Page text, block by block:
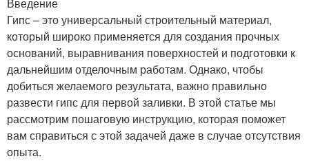
Введение
Гипс – это универсальный строительный материал,
который широко применяется для создания прочных
оснований, выравнивания поверхностей и подготовки к
дальнейшим отделочным работам. Однако, чтобы
добиться желаемого результата, важно правильно
развести гипс для первой заливки. В этой статье мы
рассмотрим пошаговую инструкцию, которая поможет
вам справиться с этой задачей даже в случае отсутствия
опыта.